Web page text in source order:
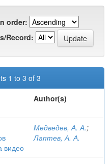
order:
Record:
1 to 3 of 3
Author(s)
видео
Медведев, А. А.;
Лаптев, А. А.